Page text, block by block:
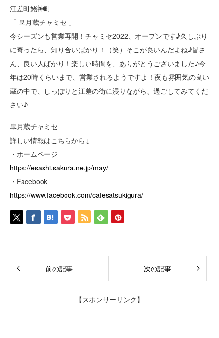
江差町姥神町
「 皐月蔵チャミセ 」
今シーズンも営業再開！チャミセ2022、オープンです♪久しぶり
に寄ったら、知り合いばかり！（笑）そこが良いんだよね♪皆さ
ん、良い人ばかり！楽しい時間を、ありがとうございました♪今
年は20時くらいまで、営業されるようですよ！夜も雰囲気の良い
蔵の中で、しっぽりと江差の街に浸りながら、過ごしてみてくだ
さい♪
皐月蔵チャミセ
詳しい情報はこちらから↓
・ホームページ
https://esashi.sakura.ne.jp/may/
・Facebook
https://www.facebook.com/cafesatsukigura/
前の記事 次の記事
【スポンサーリンク】